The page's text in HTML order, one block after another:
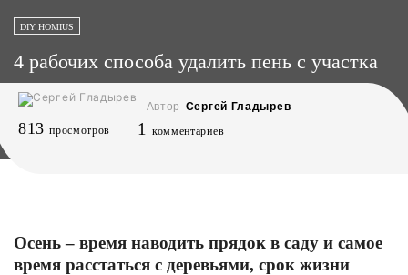
DIY HOMIUS
4 рабочих способа удалить пень с участка
Автор Сергей Гладырев
813 просмотров 1 комментариев
Осень – время наводить прядок в саду и самое
время расстаться с деревьями, срок жизни